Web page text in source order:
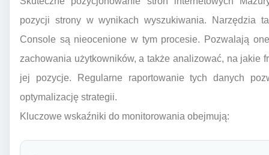
pozycji strony w wynikach wyszukiwania. Narzędzia
Console są nieocenione w tym procesie. Pozwalają
zachowania użytkowników, a także analizować, na jakie
jej pozycje. Regularne raportowanie tych danych
optymalizację strategii.
Kluczowe wskaźniki do monitorowania obejmują: